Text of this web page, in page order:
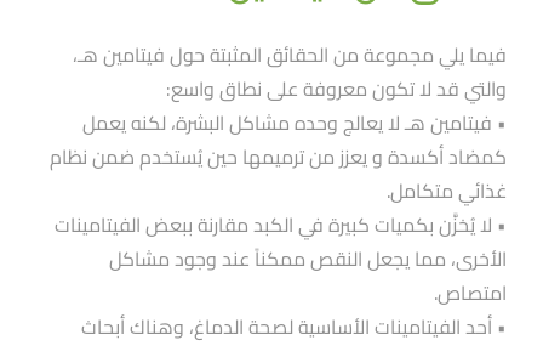
فيما يلي مجموعة من الحقائق المثبتة حول فيتامين هـ،
والتي قد لا تكون معروفة على نطاق واسع:
• فيتامين هـ لا يعالج وحده مشاكل البشرة، لكنه يعمل
كمضاد أكسدة و يعزز من ترميمها حين يُستخدم ضمن نظام
غذائي متكامل.
• لا يُخزَّن بكميات كبيرة في الكبد مقارنة ببعض الفيتامينات
الأخرى، مما يجعل النقص ممكناََ عند وجود مشاكل
امتصاص.
• أحد الفيتامينات الأساسية لصحة الدماغ، وهناك أبحاث